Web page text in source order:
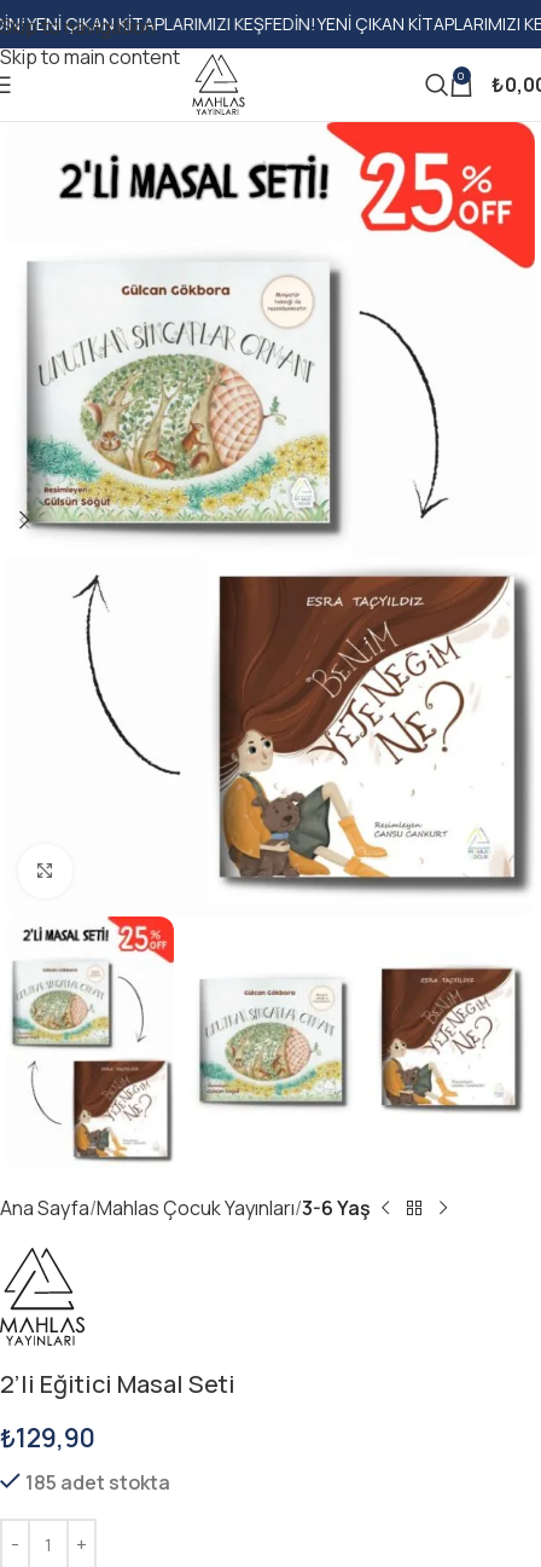
Skip to navigation
Skip to main content
ÇIKAN KITAPLARIMIZI KEŞFEDIN!YENI ÇIKAN KITAPLARIMIZI
0 ₺
Ana Sayfa Mahlas Çocuk Yayınları 3-6 Yaş
2’li Eğitici Masal Seti
₺129,90
185 adet stokta